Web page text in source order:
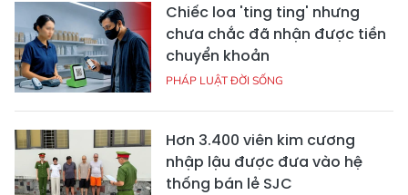
Chiếc loa 'ting ting' nhưng
chưa chắc đã nhận được tiền
chuyển khoản
PHÁP LUẬT ĐỜI SỐNG
Hơn 3.400 viên kim cương
nhập lậu được đưa vào hệ
thống bán lẻ SJC